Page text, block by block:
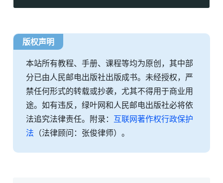
版权声明
本站所有教程、手册、课程等均为原创，其中部
分已由人民邮电出版社出版成书。未经授权，严
禁任何形式的转载或抄袭，尤其不得用于商业用
途。如有违反，绿叶网和人民邮电出版社必将依
法追究法律责任。附录： 互联网著作权行政保护
法 （法律顾问：张俊律师）。